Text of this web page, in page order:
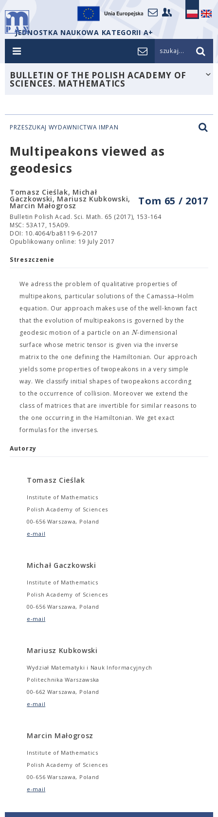
JEDNOSTKA NAUKOWA KATEGORII A+
szukaj...
BULLETIN OF THE POLISH ACADEMY OF
SCIENCES. MATHEMATICS
PRZESZUKAJ WYDAWNICTWA IMPAN
Multipeakons viewed as
geodesics
Tom 65 / 2017
Tomasz Cieślak, Michał
Gaczkowski, Mariusz Kubkowski,
Marcin Małogrosz
Bulletin Polish Acad. Sci. Math. 65 (2017), 153-164
MSC: 53A17, 15A09.
DOI: 10.4064/ba8119-6-2017
Opublikowany online: 19 July 2017
Streszczenie
We adress the problem of qualitative properties of
multipeakons, particular solutions of the Camassa–Holm
equation. Our approach makes use of the well-known fact
that the evolution of multipeakons is governed by the
geodesic motion of a particle on anN-dimensional
surface whose metric tensor is given via the inverse
matrix to the one defining the Hamiltonian. Our approach
yields some properties of twopeakons in a very simple
way. We classify initial shapes of twopeakons according
to the occurrence of collision. Moreover we extend the
class of matrices that are invertible for similar reasons to
the one occurring in the Hamiltonian. We get exact
formulas for the inverses.
Autorzy
Tomasz Cieślak
Institute of Mathematics
Polish Academy of Sciences
00-656 Warszawa, Poland
e-mail
Michał Gaczkowski
Institute of Mathematics
Polish Academy of Sciences
00-656 Warszawa, Poland
e-mail
Mariusz Kubkowski
Wydział Matematyki i Nauk Informacyjnych
Politechnika Warszawska
00-662 Warszawa, Poland
e-mail
Marcin Małogrosz
Institute of Mathematics
Polish Academy of Sciences
00-656 Warszawa, Poland
e-mail